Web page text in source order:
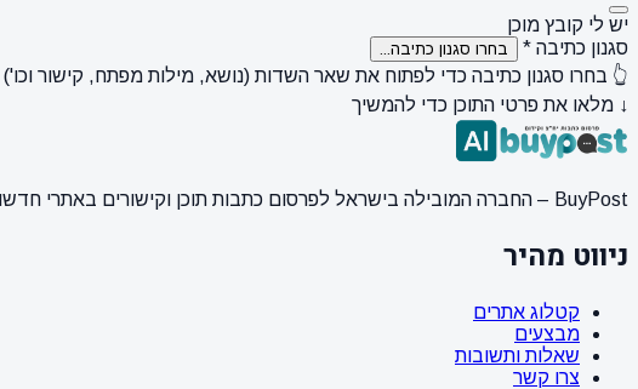
יש לי קובץ מוכן
סגנון כתיבה * בחרו סגנון כתיבה...
👆 בחרו סגנון כתיבה כדי לפתוח את שאר השדות (נושא, מילות מפתח, קישור וכו')
↓ מלאו את פרטי התוכן כדי להמשיך
BuyPost – החברה המובילה בישראל לפרסום כתבות תוכן וקישורים באתרי חדשות ותוכן מובילים. מחירון מעודכן, כתיבת AI מתקדמת, קידום אתרים SEO מקצועי. 11 שנות ניסיון ואלפי לקוחות מרוצים.
ניווט מהיר
קטלוג אתרים
מבצעים
שאלות ותשובות
צרו קשר